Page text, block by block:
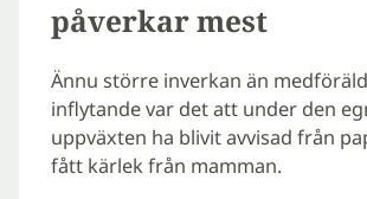
påverkar mest
Ännu större inverkan än
inflytande var det att under den
uppväxten ha blivit avvisad från
fått kärlek från mamman.